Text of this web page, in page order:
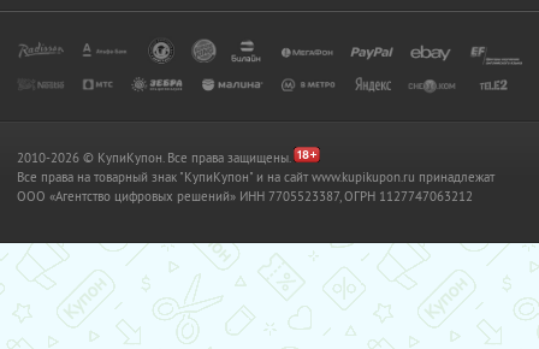
2010-2026 © КупиКупон. Все права защищены.
Все права на товарный знак "КупиКупон" и на сайт www.kupikupon.ru принадлежат
OOO «Агентство цифровых решений» ИНН 7705523387, ОГРН 1127747063212